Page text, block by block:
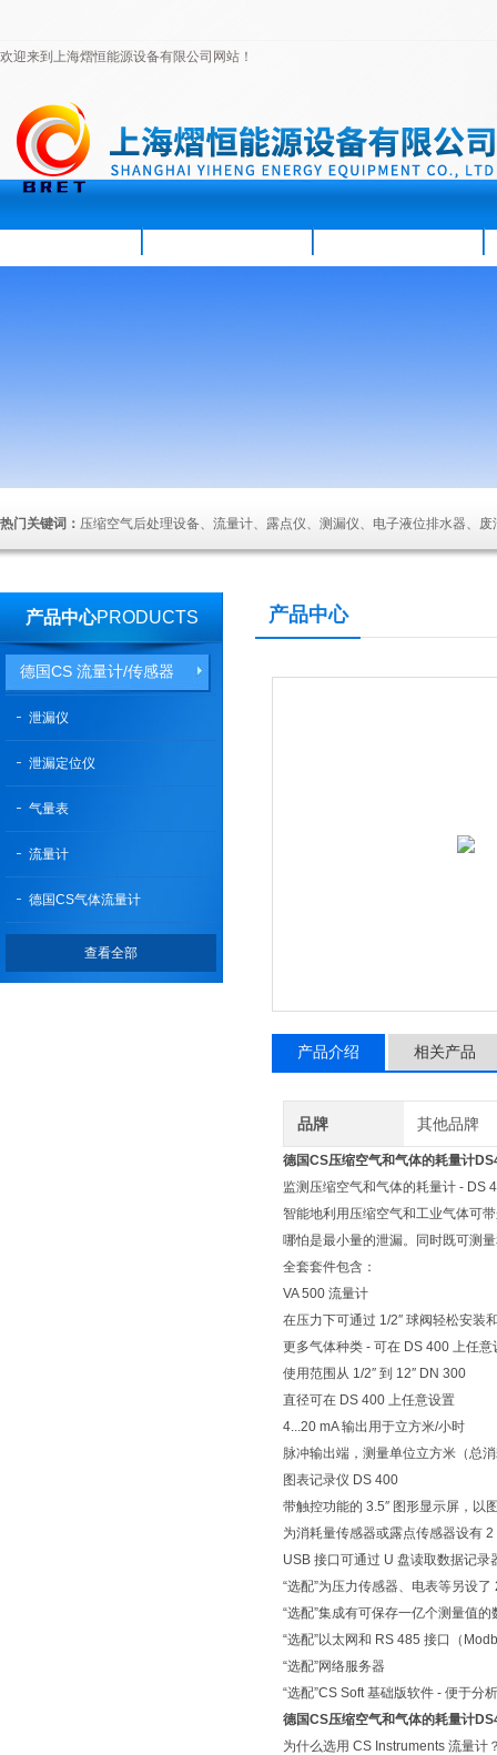
欢迎来到上海熠恒能源设备有限公司网站！
热门关键词： 压缩空气后处理设备、流量计、露点仪、测漏仪、电子液位排水器、
产品中心PRODUCTS
德国CS 流量计/传感器
泄漏仪
泄漏定位仪
气量表
流量计
德国CS气体流量计
查看全部
产品中心
产品介绍 相关产品
品牌 其他品牌
德国CS压缩空气和气体的耗量计
监测压缩空气和气体的耗量计 - DS
智能地利用压缩空气和工业气体可
哪怕是最小量的泄漏。同时既可测
全套套件包含：
VA 500 流量计
在压力下可通过 1/2″ 球阀轻松安装
更多气体种类 - 可在 DS 400 上任意
使用范围从 1/2″ 到 12″ DN 300
直径可在 DS 400 上任意设置
4...20 mA 输出用于立方米/小时
脉冲输出端，测量单位立方米（总
图表记录仪 DS 400
带触控功能的 3.5″ 图形显示屏，以
为消耗量传感器或露点传感器设有
USB 接口可通过 U 盘读取数据记录
“选配”为压力传感器、电表等另设
“选配”集成有可保存一亿个测量值
“选配”以太网和 RS 485 接口（
“选配”网络服务器
“选配”CS Soft 基础版软件 - 便于分
德国CS压缩空气和气体的耗量计
为什么选用 CS Instruments 流量计